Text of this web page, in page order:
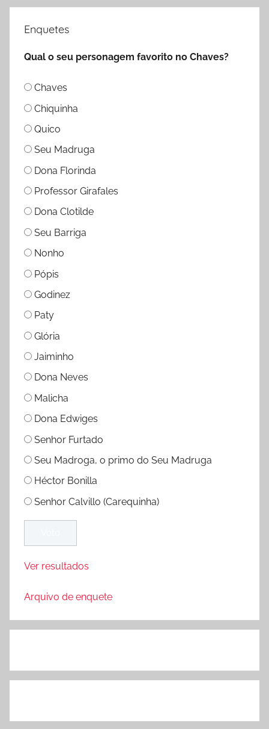
Enquetes
Qual o seu personagem favorito no Chaves?
Chaves
Chiquinha
Quico
Seu Madruga
Dona Florinda
Professor Girafales
Dona Clotilde
Seu Barriga
Nonho
Pópis
Godinez
Paty
Glória
Jaiminho
Dona Neves
Malicha
Dona Edwiges
Senhor Furtado
Seu Madroga, o primo do Seu Madruga
Héctor Bonilla
Senhor Calvillo (Carequinha)
Ver resultados
Arquivo de enquete